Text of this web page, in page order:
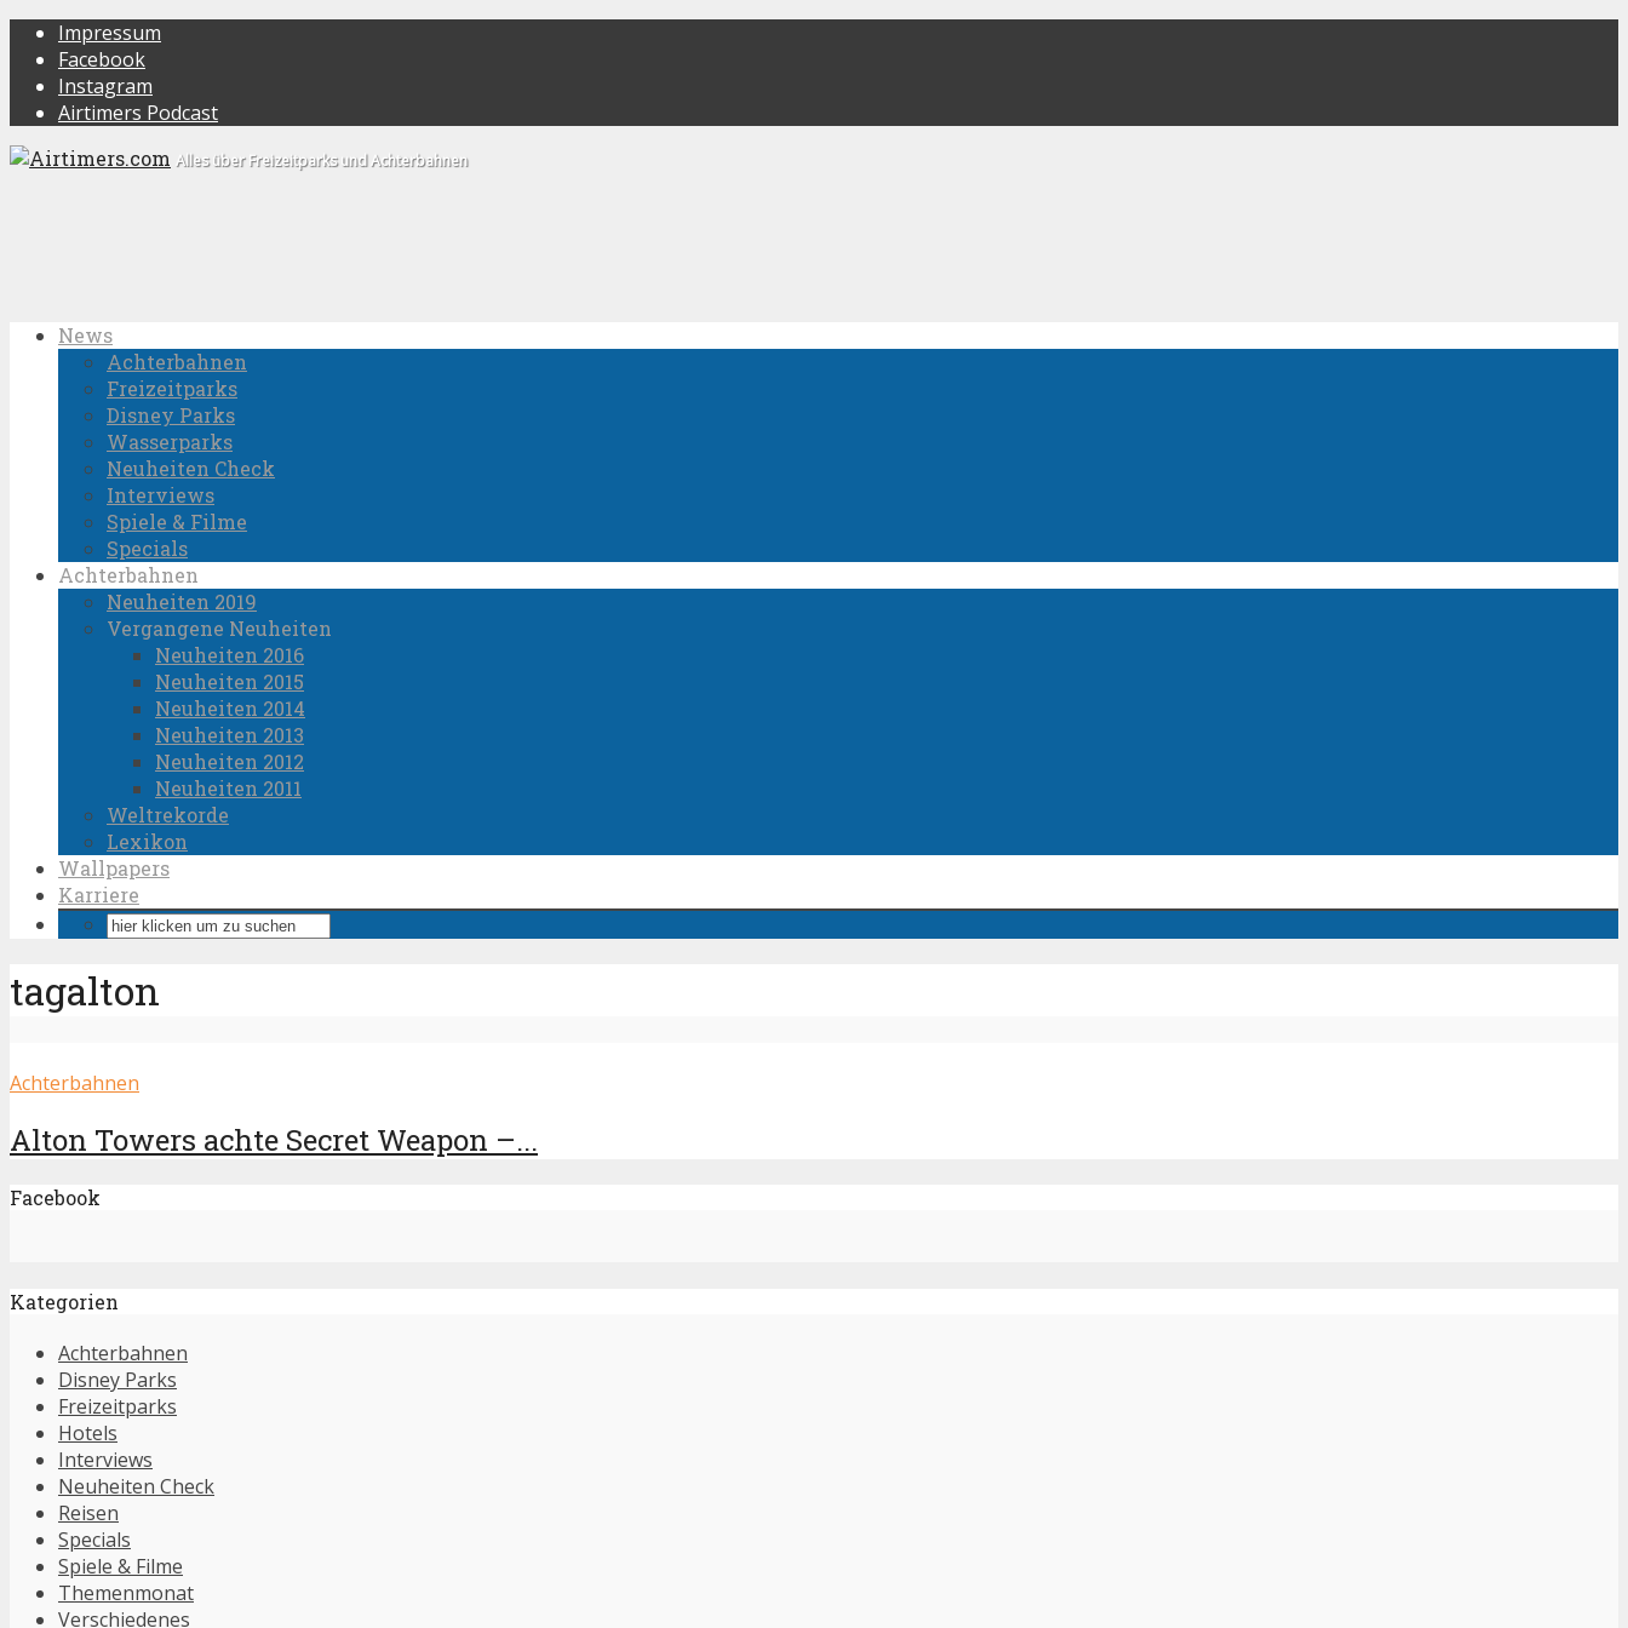
Impressum
Facebook
Instagram
Airtimers Podcast
Alles über Freizeitparks und Achterbahnen
News
Achterbahnen
Freizeitparks
Disney Parks
Wasserparks
Neuheiten Check
Interviews
Spiele & Filme
Specials
Achterbahnen
Neuheiten 2019
Vergangene Neuheiten
Neuheiten 2016
Neuheiten 2015
Neuheiten 2014
Neuheiten 2013
Neuheiten 2012
Neuheiten 2011
Weltrekorde
Lexikon
Wallpapers
Karriere
tagalton
Achterbahnen
Alton Towers achte Secret Weapon –...
Facebook
Kategorien
Achterbahnen
Disney Parks
Freizeitparks
Hotels
Interviews
Neuheiten Check
Reisen
Specials
Spiele & Filme
Themenmonat
Verschiedenes